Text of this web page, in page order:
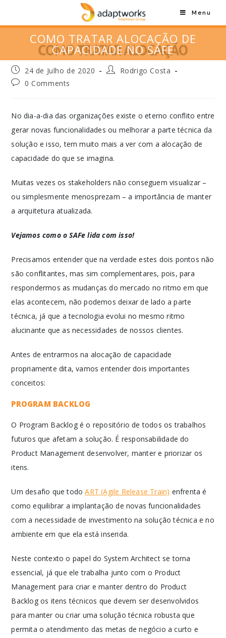
Menu
COMO TRATAR ALOCAÇÃO DE
CAPACIDADE NO SAFE
24 de Julho de 2020
Rodrigo Costa
0 Comments
No dia-a-dia das organizações existe o eterno conflito entre
gerar novas funcionalidades ou melhorar a parte técnica da
solução e isso, tem muito mais a ver com a alocação de
capacidade do que se imagina.
Muitas vezes os stakeholders não conseguem visualizar –
ou simplesmente menosprezam – a importância de manter
a arquitetura atualizada.
Vejamos como o SAFe lida com isso!
Precisamos entender que na verdade estes dois pontos não
são conflitantes, mas sim complementares, pois, para
respondermos as mudanças do mercado no ritmo em que
elas acontecem, não podemos deixar de lado a parte
técnica, já que a tecnologia evolui no mesmo ritmo
alucinante que as necessidades de nossos clientes.
Antes de entrarmos na alocação de capacidade
propriamente dita, vamos entender dois importantes
conceitos:
PROGRAM BACKLOG
O Program Backlog é o repositório de todos os trabalhos
futuros que afetam a solução. É responsabilidade do
Product Management desenvolver, manter e priorizar os
itens.
Um desafio que todoART (Agile Release Train) enfrenta é
como equilibrar a implantação de novas funcionalidades
com a necessidade de investimento na solução técnica e no
ambiente em que ela está inserida.
Neste contexto o papel do System Architect se torna
essencial, já que ele trabalha junto com o Product
Management para criar e manter dentro do Product
Backlog os itens técnicos que devem ser desenvolvidos
para manter ou criar uma solução técnica robusta que
permita o atendimento das metas de negócio a curto e